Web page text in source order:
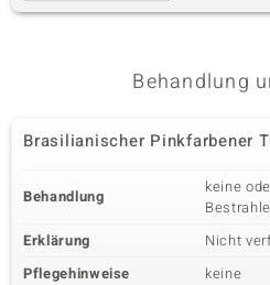
Behandlung
Brasilianischer Pinkfarbener
Behandlung
keine
Erklärung
Nicht
Pflegehinweise
keine